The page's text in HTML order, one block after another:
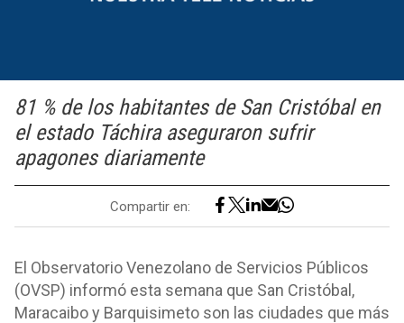
81 % de los habitantes de San Cristóbal en
el estado Táchira aseguraron sufrir
apagones diariamente
Compartir en:
El Observatorio Venezolano de Servicios Públicos
(OVSP) informó esta semana que San Cristóbal,
Maracaibo y Barquisimeto son las ciudades que más